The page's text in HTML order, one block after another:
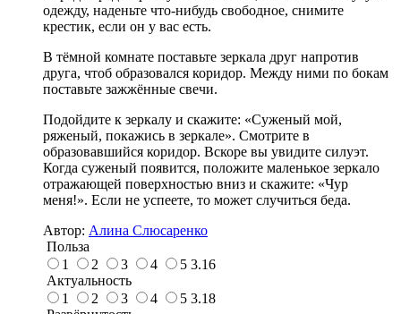
одежду, наденьте что-нибудь свободное, снимите
крестик, если он у вас есть.
В тёмной комнате поставьте зеркала друг напротив
друга, чтоб образовался коридор. Между ними по бокам
поставьте зажжённые свечи.
Подойдите к зеркалу и скажите: «Суженый мой,
ряженый, покажись в зеркале». Смотрите в
образовавшийся коридор. Вскоре вы увидите силуэт.
Когда суженый появится, положите маленькое зеркало
отражающей поверхностью вниз и скажите: «Чур
меня!». Если не успеете, то может случиться беда.
Автор: Алина Слюсаренко
Польза
1
2 3 4 5 3.16
Актуальность
1
2 3 4 5 3.18